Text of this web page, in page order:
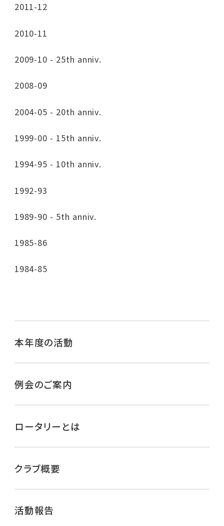
2011-12
2010-11
2009-10 - 25th anniv.
2008-09
2004-05 - 20th anniv.
1999-00 - 15th anniv.
1994-95 - 10th anniv.
1992-93
1989-90 - 5th anniv.
1985-86
1984-85
本年度の活動
例会のご案内
ロータリーとは
クラブ概要
活動報告